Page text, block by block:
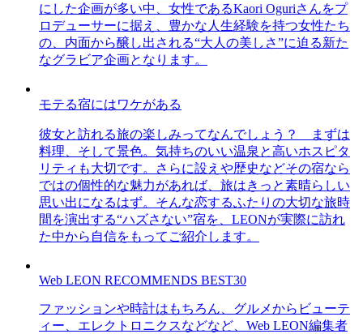
にした企画が多い中、女性であるKaori Oguriさんをプ
ロデューサーに据え、豊かな人生経験を持つ女性たち
の、内面から醸し出される“大人の美しさ”に迫る新た
なグラビア企画となります。
モテる宿にはワケがある
彼女と訪れる旅の楽しみってなんでしょう？ まずは
料理、そして景色。気持ちのいい温泉と高いホスピタ
リティも大切です。さらに設えや歴史などその宿なら
ではの個性的な魅力があれば、旅はきっと素晴らしい
思い出になるはず。そんな恋するふたりの大切な旅時
間を演出する“ハズさない”宿を、LEONが実際に訪れ
た中から自信をもってご紹介します。
Web LEON RECOMMENDS BEST30
ファッションや時計はもちろん、グルメからビューテ
ィー、エレクトロニクスなどなど、Web LEON編集者